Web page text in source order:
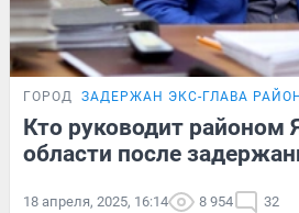
ГОРОД ЗАДЕРЖАН ЭКС-ГЛАВА
Кто руководит районом
области после
18 апреля, 2025, 16:14 8 954 32